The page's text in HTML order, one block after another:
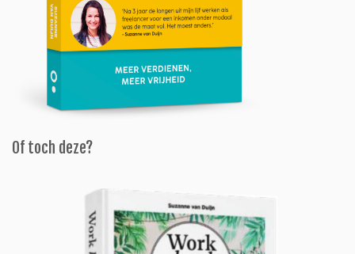
Of toch deze?